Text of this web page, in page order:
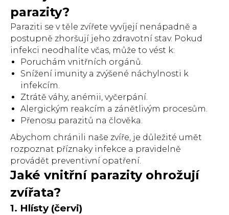
parazity?
Paraziti se v těle zvířete vyvíjejí nenápadně a
postupně zhoršují jeho zdravotní stav. Pokud
infekci neodhalíte včas, může to vést k:
Poruchám vnitřních orgánů.
Snížení imunity a zvýšené náchylnosti k
infekcím.
Ztrátě váhy, anémii, vyčerpání.
Alergickým reakcím a zánětlivým procesům.
Přenosu parazitů na člověka.
Abychom chránili naše zvíře, je důležité umět
rozpoznat příznaky infekce a pravidelně
provádět preventivní opatření.
Jaké vnitřní parazity ohrožují
zvířata?
1. Hlísty (červi)